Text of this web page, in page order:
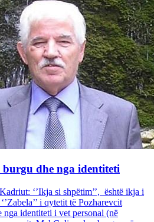
dhe nga identiteti
‘’Ikja si shpëtim’’, është ikja i
i qytetit të Pozharevcit
nga identiteti i vet personal (në